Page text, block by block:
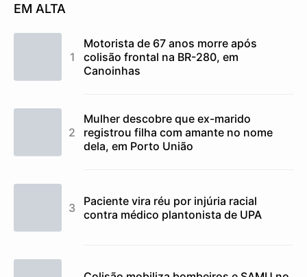
EM ALTA
Motorista de 67 anos morre após
colisão frontal na BR-280, em
Canoinhas
Mulher descobre que ex-marido
registrou filha com amante no nome
dela, em Porto União
Paciente vira réu por injúria racial
contra médico plantonista de UPA